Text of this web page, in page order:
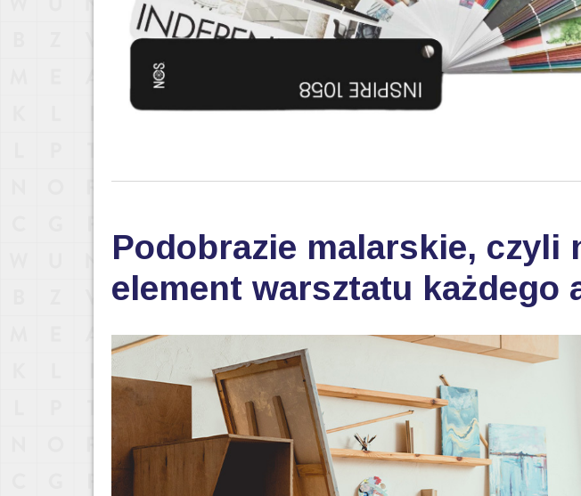
Podobrazie malarskie, czyli
element warsztatu każdego